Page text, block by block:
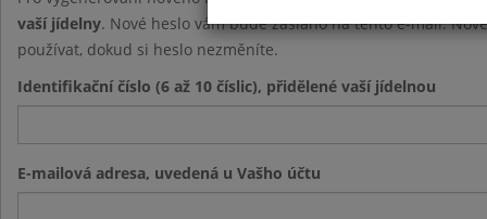
vaší jídelny. Nové heslo vám bude zasláno na tento e-mail.
používat, dokud si heslo nezměníte.
Identifikační číslo (6 až 10 číslic), přidělené vaší jídelnou
E-mailová adresa, uvedená u Vašho účtu